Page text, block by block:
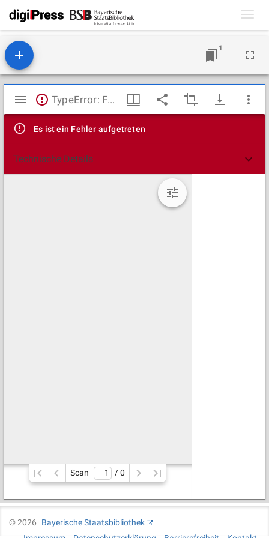
1
Mirador
Viewer
TypeError: Failed to fetch
Es ist ein Fehler aufgetreten
Technische Details
Scan / 0
©2026
Bayerische Staatsbibliothek